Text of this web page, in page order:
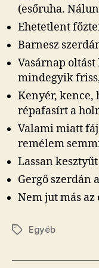
(esőruha.
Ehetetlent
Barnesz
Vasárnap
mindegyik
Kenyér, kence,
répafasírt a
Valami miatt
remélem
Lassan
Gergő szerdán
Nem jut más az
CímkékEgyéb